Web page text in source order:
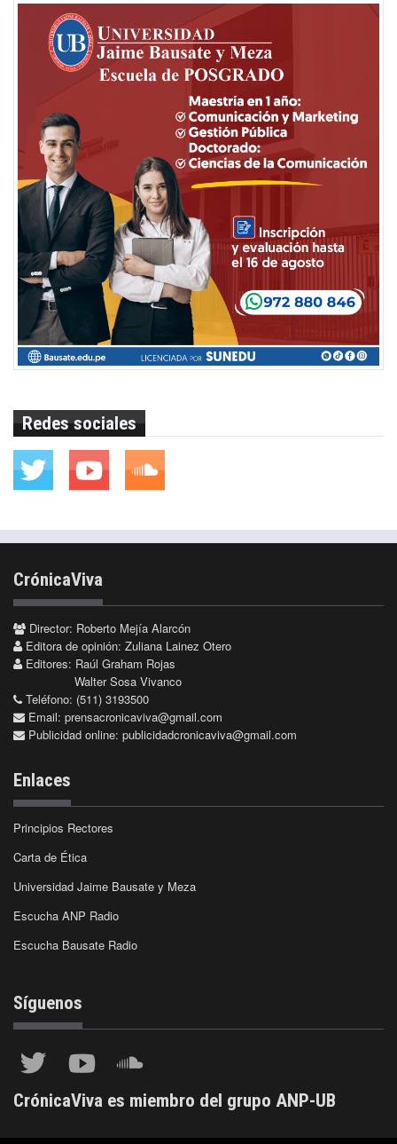
Redes sociales
CrónicaViva
Director: Roberto Mejía Alarcón
Editora de opinión: Zuliana Lainez Otero
Editores: Raúl Graham Rojas
Walter Sosa Vivanco
Teléfono: (511) 3193500
Email: prensacronicaviva@gmail.com
Publicidad online: publicidadcronicaviva@gmail.com
Enlaces
Principios Rectores
Carta de Ética
Universidad Jaime Bausate y Meza
Escucha ANP Radio
Escucha Bausate Radio
Síguenos
CrónicaViva es miembro del grupo ANP-UB